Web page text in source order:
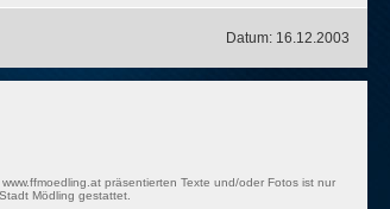
Datum: 16.12.2003
präsentierten Texte und/oder Fotos ist nur
Mödling gestattet.